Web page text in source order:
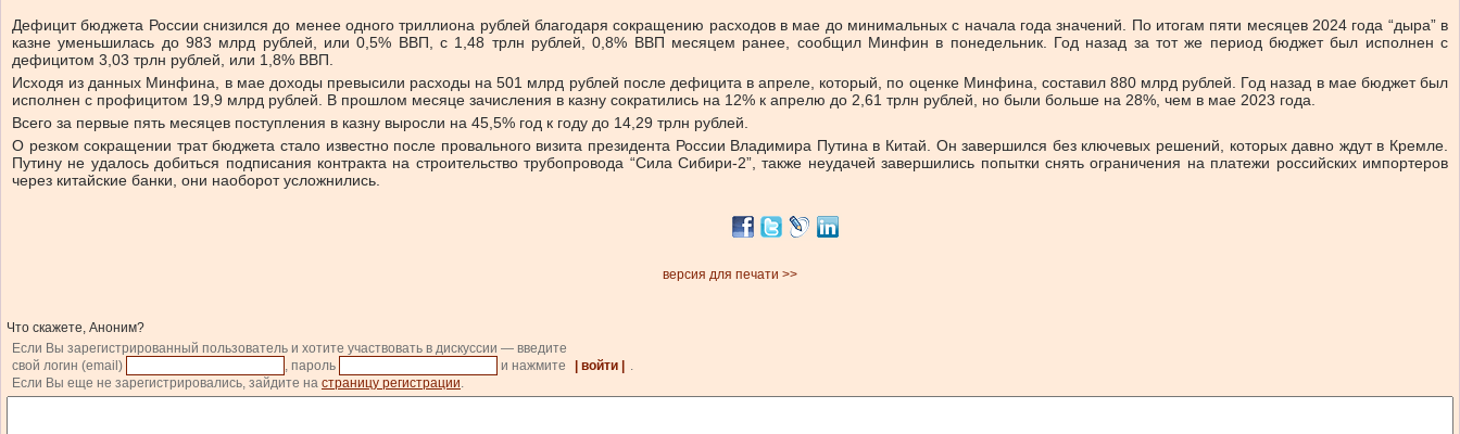
Дефицит бюджета России снизился до менее одного триллиона рублей благодаря сокращению расходов в мае до минимальных с начала года значений. По итогам пяти месяцев 2024 года “дыра” в
казне уменьшилась до 983 млрд рублей, или 0,5% ВВП, с 1,48 трлн рублей, 0,8% ВВП месяцем ранее, сообщил Минфин в понедельник. Год назад за тот же период бюджет был исполнен с
дефицитом 3,03 трлн рублей, или 1,8% ВВП.
Исходя из данных Минфина, в мае доходы превысили расходы на 501 млрд рублей после дефицита в апреле, который, по оценке Минфина, составил 880 млрд рублей. Год назад в мае бюджет был
исполнен с профицитом 19,9 млрд рублей. В прошлом месяце зачисления в казну сократились на 12% к апрелю до 2,61 трлн рублей, но были больше на 28%, чем в мае 2023 года.
Всего за первые пять месяцев поступления в казну выросли на 45,5% год к году до 14,29 трлн рублей.
О резком сокращении трат бюджета стало известно после провального визита президента России Владимира Путина в Китай. Он завершился без ключевых решений, которых давно ждут в Кремле.
Путину не удалось добиться подписания контракта на строительство трубопровода “Сила Сибири-2”, также неудачей завершились попытки снять ограничения на платежи российских импортеров
через китайские банки, они наоборот усложнились.
версия для печати >>
Что скажете, Аноним?
Если Вы зарегистрированный пользователь и хотите участвовать в дискуссии — введите
свой логин (email)
, пароль и нажмите | войти |
.
Если Вы еще не зарегистрировались, зайдите на страницу регистрации.